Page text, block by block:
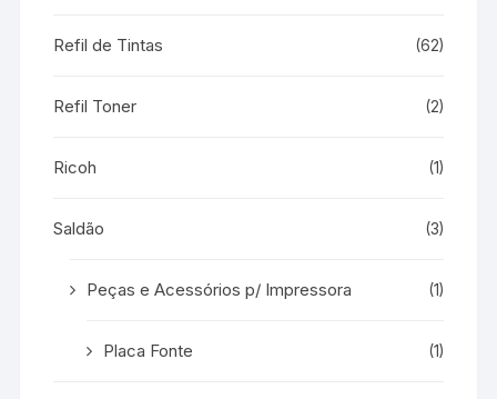
Refil de Tintas (62)
Refil Toner (2)
Ricoh (1)
Saldão (3)
Peças e Acessórios p/ Impressora (1)
Placa Fonte (1)